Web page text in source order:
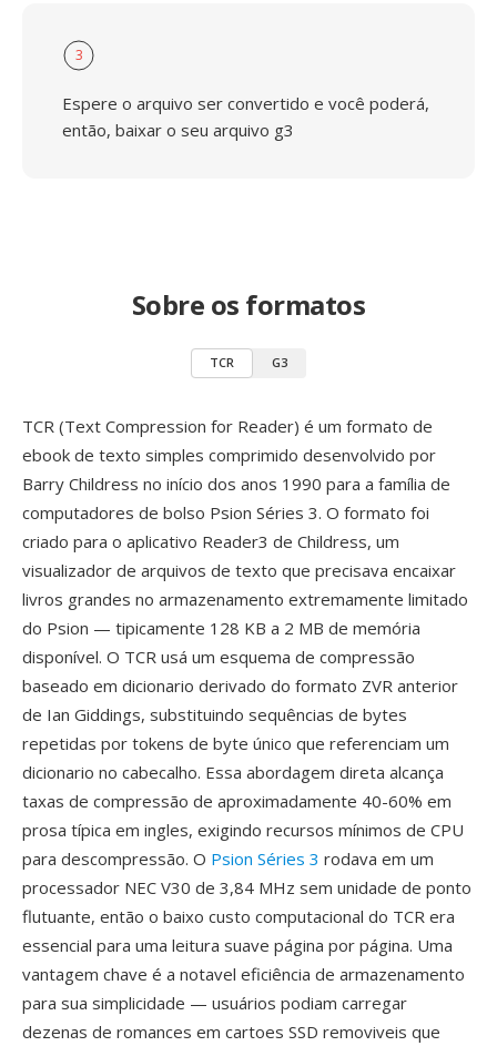
3
Espere o arquivo ser convertido e você poderá,
então, baixar o seu arquivo g3
Sobre os formatos
TCR G3
TCR (Text Compression for Reader) é um formato de
ebook de texto simples comprimido desenvolvido por
Barry Childress no início dos anos 1990 para a família de
computadores de bolso Psion Séries 3. O formato foi
criado para o aplicativo Reader3 de Childress, um
visualizador de arquivos de texto que precisava encaixar
livros grandes no armazenamento extremamente limitado
do Psion — tipicamente 128 KB a 2 MB de memória
disponível. O TCR usá um esquema de compressão
baseado em dicionario derivado do formato ZVR anterior
de Ian Giddings, substituindo sequências de bytes
repetidas por tokens de byte único que referenciam um
dicionario no cabecalho. Essa abordagem direta alcança
taxas de compressão de aproximadamente 40-60% em
prosa típica em ingles, exigindo recursos mínimos de CPU
para descompressão. O Psion Séries 3 rodava em um
processador NEC V30 de 3,84 MHz sem unidade de ponto
flutuante, então o baixo custo computacional do TCR era
essencial para uma leitura suave página por página. Uma
vantagem chave é a notavel eficiência de armazenamento
para sua simplicidade — usuários podiam carregar
dezenas de romances em cartoes SSD removiveis que